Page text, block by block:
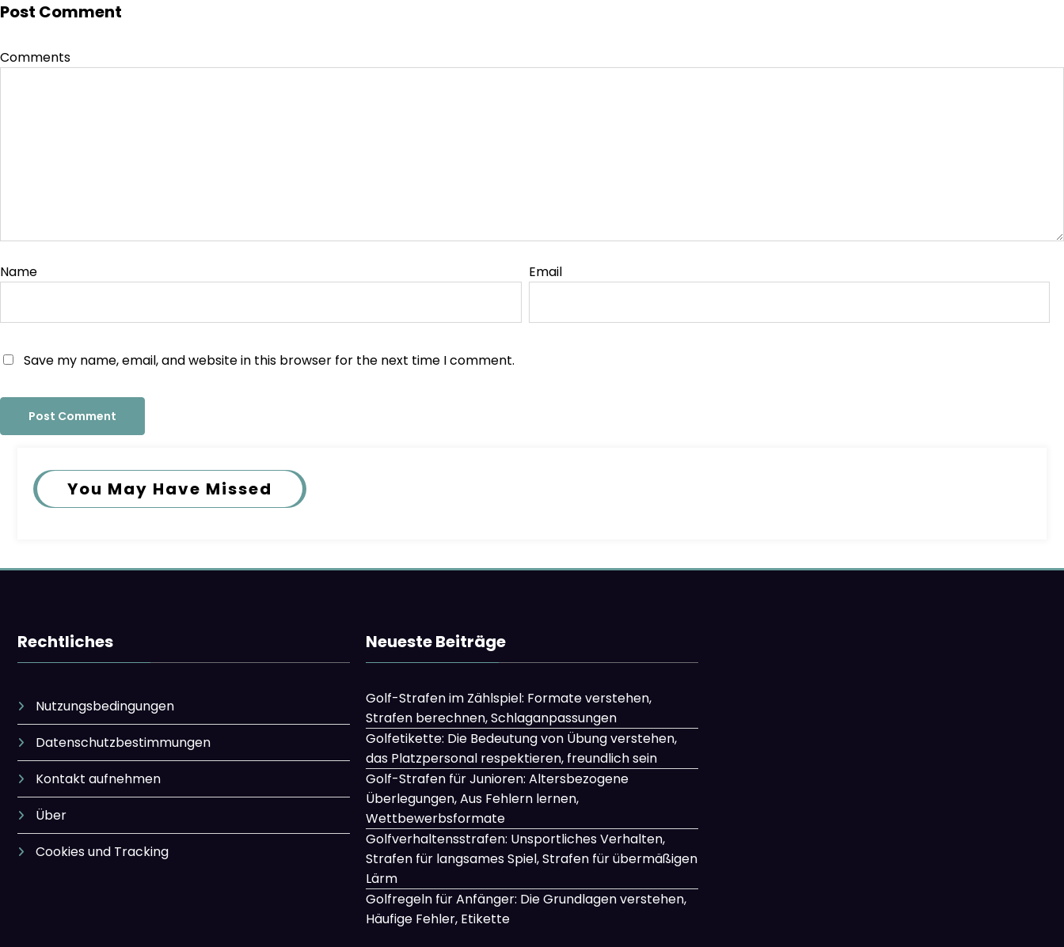
Post Comment
Comments
Name Email
Save my name, email, and website in this browser for the next time I comment.
You May Have Missed
Rechtliches
Nutzungsbedingungen
Datenschutzbestimmungen
Kontakt aufnehmen
Über
Cookies und Tracking
Neueste Beiträge
Golf-Strafen im Zählspiel: Formate verstehen,
Strafen berechnen, Schlaganpassungen
Golfetikette: Die Bedeutung von Übung verstehen,
das Platzpersonal respektieren, freundlich sein
Golf-Strafen für Junioren: Altersbezogene
Überlegungen, Aus Fehlern lernen,
Wettbewerbsformate
Golfverhaltensstrafen: Unsportliches Verhalten,
Strafen für langsames Spiel, Strafen für übermäßigen
Lärm
Golfregeln für Anfänger: Die Grundlagen verstehen,
Häufige Fehler, Etikette